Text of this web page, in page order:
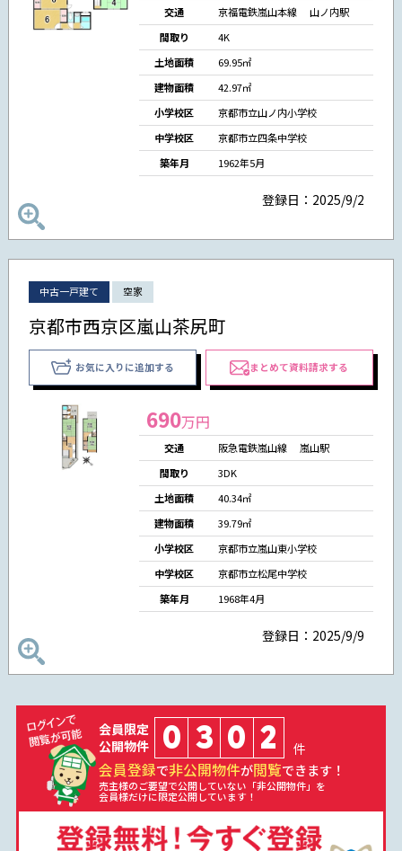
交通
京福電鉄嵐山本線 山ノ内駅
間取り
4K
土地面積
69.95㎡
建物面積
42.97㎡
小学校区
京都市立山ノ内小学校
中学校区
京都市立四条中学校
築年月
1962年5月
登録日：2025/9/2
中古一戸建て 空家
京都市西京区嵐山茶尻町
お気に入りに追加する まとめて資料請求する
690万円
交通
阪急電鉄嵐山線 嵐山駅
間取り
3DK
土地面積
40.34㎡
建物面積
39.79㎡
小学校区
京都市立嵐山東小学校
中学校区
京都市立松尾中学校
築年月
1968年4月
登録日：2025/9/9
会員限定
公開物件
0 3 0 2 件
会員登録で非公開物件が閲覧できます！
売主様のご要望で公開していない「非公開物件」を
会員様だけに限定公開しています！